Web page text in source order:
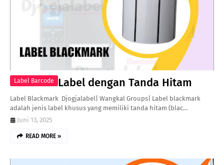
Label Barcode Label dengan Tanda Hitam
Label Blackmark Djogjalabel| Wangkal Groups| Label blackmark
adalah jenis label khusus yang memiliki tanda hitam (blac…
Juni 13, 2025
READ MORE »